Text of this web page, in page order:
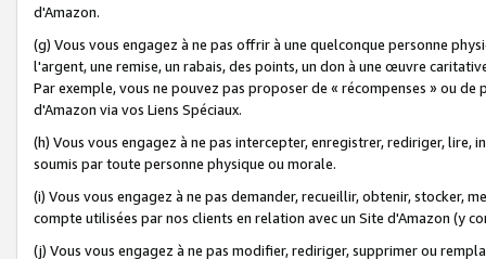
d'Amazon.
(g) Vous vous engagez à ne pas offrir à une quelconque personne
l'argent, une remise, un rabais, des points, un don à une œuvre
Par exemple, vous ne pouvez pas proposer de « récompenses » ou
d'Amazon via vos Liens Spéciaux.
(h) Vous vous engagez à ne pas intercepter, enregistrer, rediriger,
soumis par toute personne physique ou morale.
(i) Vous vous engagez à ne pas demander, recueillir, obtenir, stocker,
compte utilisées par nos clients en relation avec un Site d'Amazon (y
(j) Vous vous engagez à ne pas modifier, rediriger, supprimer ou